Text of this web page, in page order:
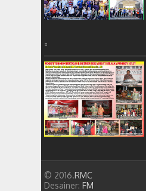
=
© 2016.RMC
Desainer: FM